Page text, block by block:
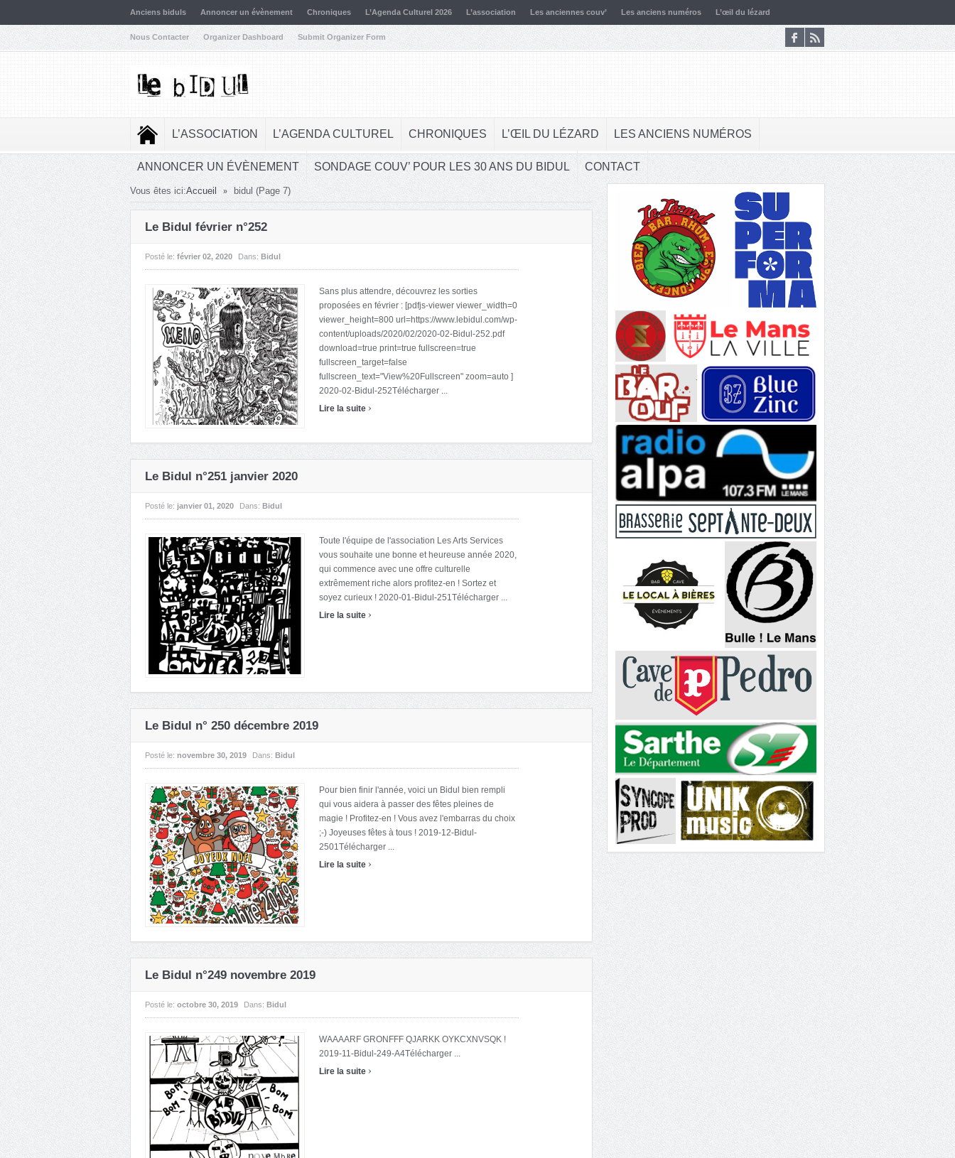
Anciens biduls Annoncer un évènement Chroniques L’Agenda Culturel 2026 L’association Les anciennes couv’ Les anciens numéros L’œil du lézard
Nous Contacter Organizer Dashboard Submit Organizer Form
L’ASSOCIATION L’AGENDA CULTUREL CHRONIQUES L’ŒIL DU LÉZARD LES ANCIENS NUMÉROS
ANNONCER UN ÉVÈNEMENT SONDAGE COUV’ POUR LES 30 ANS DU BIDUL CONTACT
Vous êtes ici:Accueil » bidul (Page 7)
Le Bidul février n°252
Posté le: février 02, 2020 Dans: Bidul
Sans plus attendre, découvrez les sorties
proposées en février : [pdfjs-viewer viewer_width=0
viewer_height=800 url=https://www.lebidul.com/wp-
content/uploads/2020/02/2020-02-Bidul-252.pdf
download=true print=true fullscreen=true
fullscreen_target=false
fullscreen_text="View%20Fullscreen" zoom=auto ]
2020-02-Bidul-252Télécharger ...
Lire la suite ›
Le Bidul n°251 janvier 2020
Posté le: janvier 01, 2020 Dans: Bidul
Toute l'équipe de l'association Les Arts Services
vous souhaite une bonne et heureuse année 2020,
qui commence avec une offre culturelle
extrêmement riche alors profitez-en ! Sortez et
soyez curieux ! 2020-01-Bidul-251Télécharger ...
Lire la suite ›
Le Bidul n° 250 décembre 2019
Posté le: novembre 30, 2019 Dans: Bidul
Pour bien finir l'année, voici un Bidul bien rempli
qui vous aidera à passer des fêtes pleines de
magie ! Profitez-en ! Vous avez l'embarras du choix
;-) Joyeuses fêtes à tous ! 2019-12-Bidul-
2501Télécharger ...
Lire la suite ›
Le Bidul n°249 novembre 2019
Posté le: octobre 30, 2019 Dans: Bidul
WAAAARF GRONFFF QJARKK OYKCXNVSQK !
2019-11-Bidul-249-A4Télécharger ...
Lire la suite ›